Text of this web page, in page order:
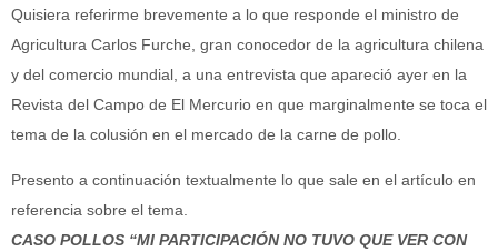
Quisiera referirme brevemente a lo que responde el ministro de
Agricultura Carlos Furche, gran conocedor de la agricultura chilena
y del comercio mundial, a una entrevista que apareció ayer en la
Revista del Campo de El Mercurio en que marginalmente se toca el
tema de la colusión en el mercado de la carne de pollo.
Presento a continuación textualmente lo que sale en el artículo en
referencia sobre el tema.
CASO POLLOS “MI PARTICIPACIÓN NO TUVO QUE VER CON